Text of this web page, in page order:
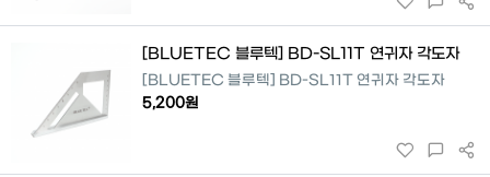
[BLUETEC 블루텍] BD-SL11T 연귀자 각도자
[BLUETEC 블루텍] BD-SL11T 연귀자 각도자
5,200원